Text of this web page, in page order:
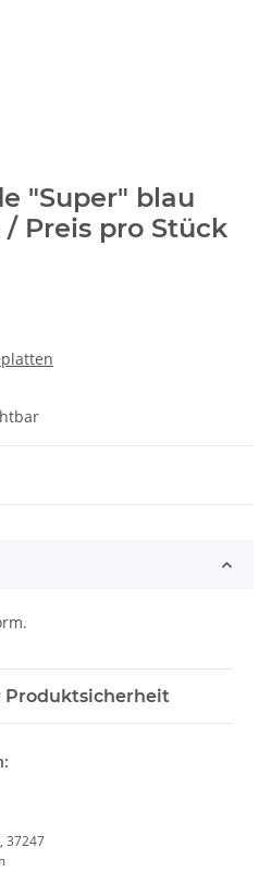
"Super" blau
/ Preis pro Stück
Produktsicherheit
37247